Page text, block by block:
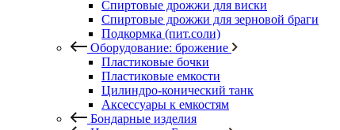
Спиртовые дрожжи для виски
Спиртовые дрожжи для зерновой браги
Подкормка (пит.соли)
Оборудование: брожение
Пластиковые бочки
Пластиковые емкости
Цилиндро-конический танк
Аксессуары к емкостям
Бондарные изделия